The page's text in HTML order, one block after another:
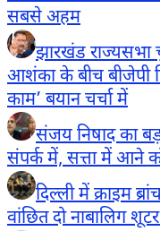
सबसे अहम
झारखंड राज्यसभा
आशंका के बीच बीजेपी
काम’ बयान चर्चा में
संजय निषाद का
संपर्क में, सत्ता में आने
दिल्ली में क्राइम
वांछित दो नाबालिग